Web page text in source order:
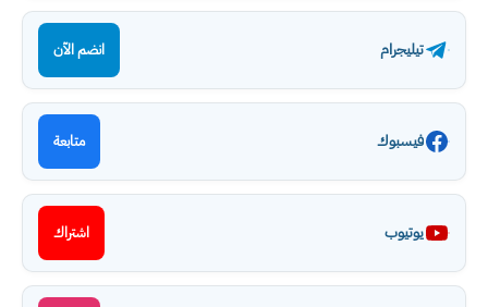
تيليجرام انضم الآن
فيسبوك متابعة
يوتيوب اشتراك